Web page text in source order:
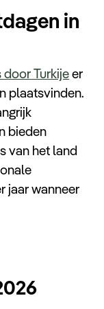
in
door Turkijeer
plaatsvinden.
bieden
van het land
jaar wanneer